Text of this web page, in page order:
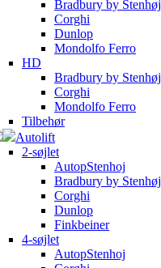
Bradbury by Stenhøj
Corghi
Dunlop
Mondolfo Ferro
HD
Bradbury by Stenhøj
Corghi
Mondolfo Ferro
Tilbehør
Autolift
2-søjlet
AutopStenhoj
Bradbury by Stenhøj
Corghi
Dunlop
Finkbeiner
4-søjlet
AutopStenhoj